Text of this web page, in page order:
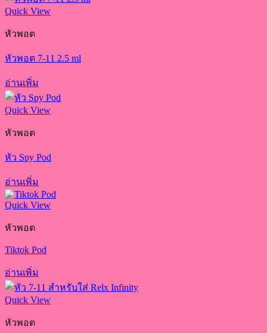
Quick View
หัวพอต
หัวพอต 7-11 2.5 ml
อ่านเพิ่ม
Quick View
หัวพอต
หัว Spy Pod
อ่านเพิ่ม
Quick View
หัวพอต
Tiktok Pod
อ่านเพิ่ม
Quick View
หัวพอต